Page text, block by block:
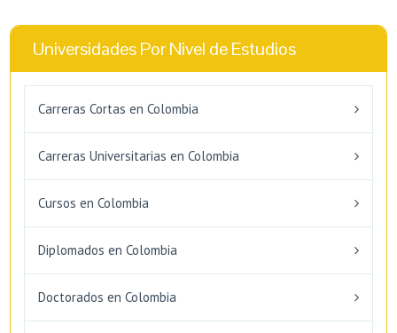
Universidades Por Nivel de Estudios
Carreras Cortas en Colombia
Carreras Universitarias en Colombia
Cursos en Colombia
Diplomados en Colombia
Doctorados en Colombia